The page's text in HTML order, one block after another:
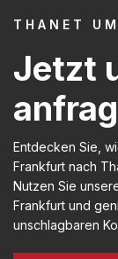
THANET
Jetzt
Entdecken Sie,
Frankfurt nach
Nutzen Sie
Frankfurt und
unschlagbaren